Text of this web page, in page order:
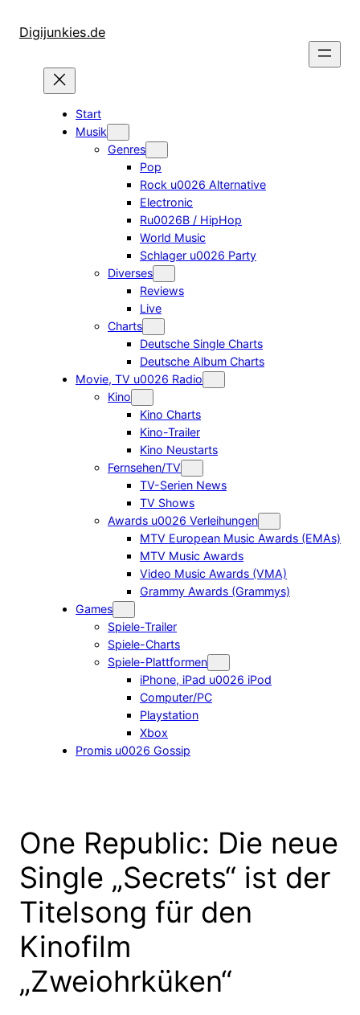
InhaltDigijunkies.de
Start
Musik
Genres
Pop
Rock u0026 Alternative
Electronic
Ru0026B / HipHop
World Music
Schlager u0026 Party
Diverses
Reviews
Live
Charts
Deutsche Single Charts
Deutsche Album Charts
Movie, TV u0026 Radio
Kino
Kino Charts
Kino-Trailer
Kino Neustarts
Fernsehen/TV
TV-Serien News
TV Shows
Awards u0026 Verleihungen
MTV European Music Awards (EMAs)
MTV Music Awards
Video Music Awards (VMA)
Grammy Awards (Grammys)
Games
Spiele-Trailer
Spiele-Charts
Spiele-Plattformen
iPhone, iPad u0026 iPod
Computer/PC
Playstation
Xbox
Promis u0026 Gossip
One Republic: Die neue
Single „Secrets“ ist der
Titelsong für den
Kinofilm
„Zweiohrküken“